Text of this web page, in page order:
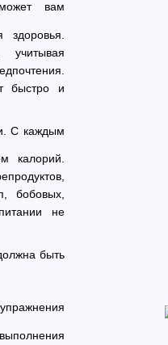
вам
учитывая
быстро и
С каждым
калорий.
бобовых,
не
быть